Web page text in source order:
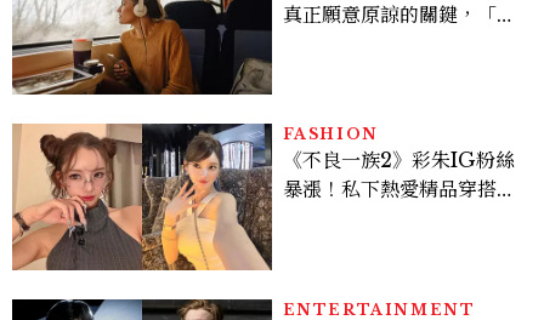
真正願意原諒的關鍵，「這
FASHION
《不良一族2》彩朱IG粉絲
暴漲！私下熱愛精品穿搭、
ENTERTAINMENT